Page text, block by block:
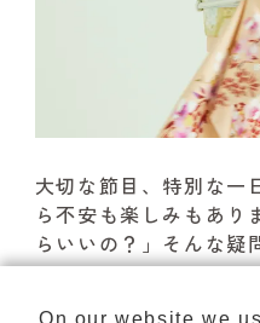
大切な節目、特別な一
ら不安も楽しみもあり
らいいの？」そんな疑